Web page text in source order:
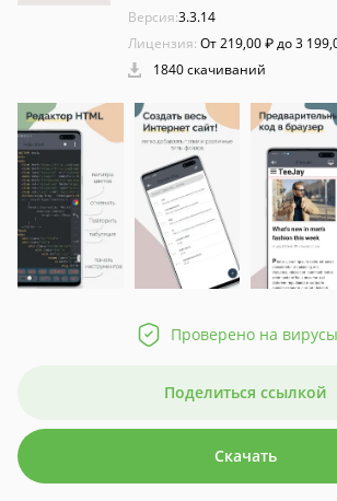
Версия:3.3.14
Лицензия: От 219,00 ₽ до 3
1840 скачиваний
Проверено на вирусы
Поделиться ссылкой
Скачать